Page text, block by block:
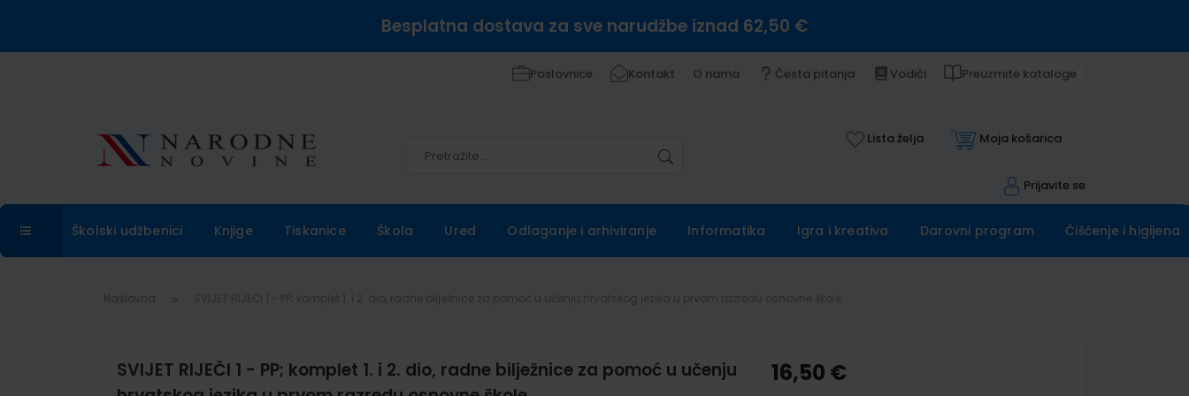
Besplatna dostava za sve narudžbe iznad 62,50 €
Poslovnice Kontakt O nama Česta pitanja Vodiči Preuzmite kataloge
Lista želja Moja košarica
Prijavite se
Školski udžbenici Knjige Tiskanice Škola Ured Odlaganje i arhiviranje Informatika Igra i kreativa Darovni program Čišćenje i higijena
Naslovna
SVIJET RIJEČI 1 - PP; komplet 1. i 2. dio, radne bilježnice za pomoć u učenju
16,50 €